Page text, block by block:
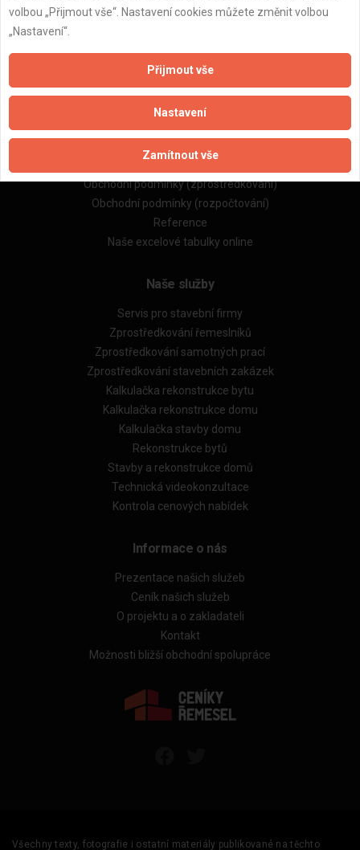
Důležité informace
Obchodní podmínky (zprostředkování)
Obchodní podmínky (rozpočtování)
Reference
Naše excelové tabulky online
Naše služby
Servis pro stavební firmy
Zprostředkování řemeslníků
Zprostředkování samotných prací
Zprostředkování stavebních zakázek
Kalkulačka rekonstrukce bytu
Kalkulačka rekonstrukce domu
Kalkulačka stavby domu
Rekonstrukce bytů
Stavby a rekonstrukce domů
Technická videokonzultace
Kontrola cenových nabídek
Informace o nás
Prezentace našich služeb
Ceník našich služeb
O projektu a o zakladateli
Kontakt
Možnosti bližší obchodní spolupráce
Všechny texty, fotografie i ostatní materiály publikované na těchto
volbou „Přijmout vše“. Nastavení cookies můžete změnit volbou
„Nastavení“.
Přijmout vše
Nastavení
Zamítnout vše